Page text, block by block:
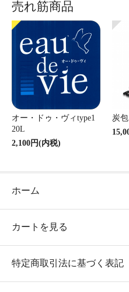
売れ筋商品
オー・ドゥ・ヴィtype1
20L
2,100円(内税)
炭包
ホーム
カートを見る
特定商取引法に基づく表記